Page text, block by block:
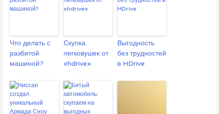
Что делать с
разбитой
машиной?
Скупка
легковушек от
«hdrive»
Выгодность
без трудностей
в HDrive